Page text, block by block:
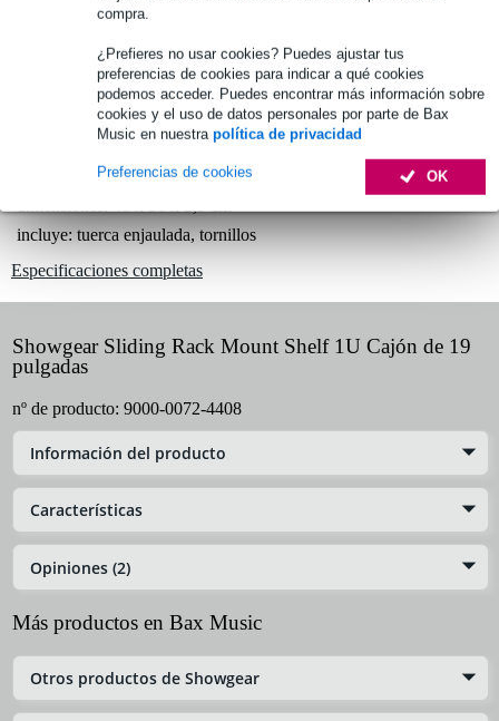
compra.
¿Prefieres no usar cookies? Puedes ajustar tus
preferencias de cookies para indicar a qué cookies
podemos acceder. Puedes encontrar más información sobre
cookies y el uso de datos personales por parte de Bax
Music en nuestra política de privacidad
OK
Preferencias de cookies
Pídelo ahora = miércoles en casa
Más de 48.000 artículos en stock
1.250 marcas líderes
Información del producto
incluye: tuerca enjaulada, tornillos
Especificaciones completas
Showgear Sliding Rack Mount Shelf 1U Cajón de 19
pulgadas
nº de producto: 9000-0072-4408
Información del producto
Características
Opiniones (2)
Más productos en Bax Music
Otros productos de Showgear